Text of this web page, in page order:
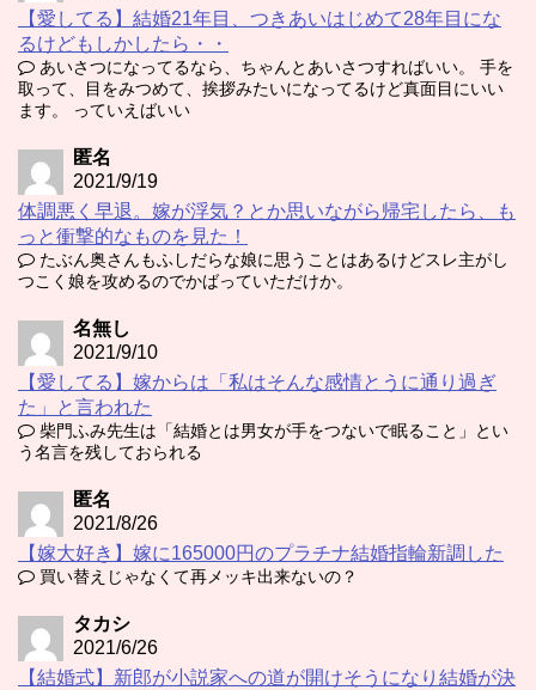
【愛してる】結婚21年目、つきあいはじめて28年目にな
るけどもしかしたら・・
あいさつになってるなら、ちゃんとあいさつすればいい。 手を
取って、目をみつめて、挨拶みたいになってるけど真面目にいい
ます。 っていえばいい
匿名
2021/9/19
体調悪く早退。嫁が浮気？とか思いながら帰宅したら、も
っと衝撃的なものを見た！
たぶん奥さんもふしだらな娘に思うことはあるけどスレ主がし
つこく娘を攻めるのでかばっていただけか。
名無し
2021/9/10
【愛してる】嫁からは「私はそんな感情とうに通り過ぎ
た」と言われた
柴門ふみ先生は「結婚とは男女が手をつないで眠ること」とい
う名言を残しておられる
匿名
2021/8/26
【嫁大好き】嫁に165000円のプラチナ結婚指輪新調した
買い替えじゃなくて再メッキ出来ないの？
タカシ
2021/6/26
【結婚式】新郎が小説家への道が開けそうになり結婚が決